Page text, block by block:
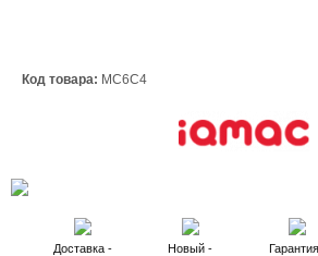
Код товара: MC6C4
Доставка -
Новый -